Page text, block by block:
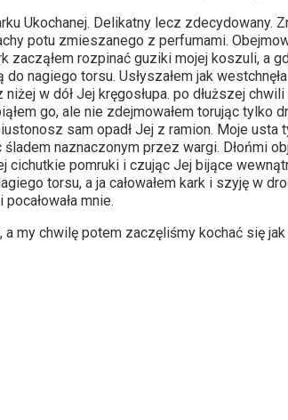
Ukochanej. Delikatny lecz zdecydowany.
potu zmieszanego z perfumami.
zacząłem rozpinać guziki mojej koszuli, a
nagiego torsu. Usłyszałem jak
w dół Jej kręgosłupa. po dłuższej chwili
go, ale nie zdejmowałem torując tylko
sam opadł Jej z ramion. Moje usta
naznaczonym przez wargi. Dłońmi
cichutkie pomruki i czując Jej bijące
torsu, a ja całowałem kark i szyję w
mnie.
a my chwilę potem zaczęliśmy kochać się